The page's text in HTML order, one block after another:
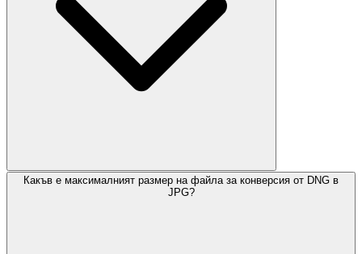
Какъв е максималният размер на файла за конверсия от DNG в
JPG?